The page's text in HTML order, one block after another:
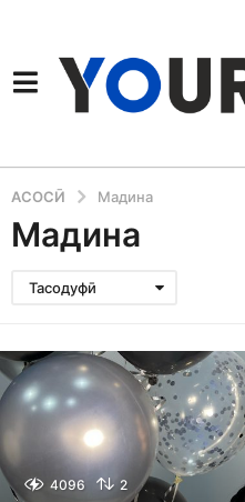
АСОСӢ Мадина
Мадина
Тасодуфӣ
4096 2